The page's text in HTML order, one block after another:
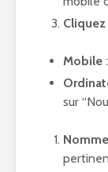
Mobile
sur